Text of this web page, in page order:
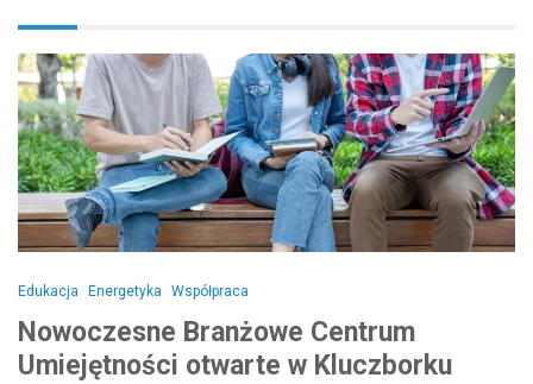
Edukacja Energetyka Współpraca
Nowoczesne Branżowe Centrum
Umiejętności otwarte w Kluczborku